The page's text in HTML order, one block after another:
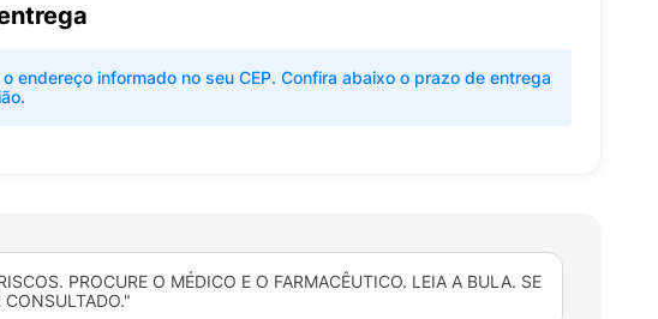
endereço informado no seu CEP. Confira abaixo o prazo de entrega
PROCURE O MÉDICO E O FARMACÊUTICO. LEIA A BULA. SE
CONSULTADO."